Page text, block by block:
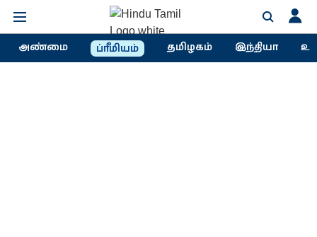
அண்மை ப்ரீமியம் தமிழகம் இந்தியா